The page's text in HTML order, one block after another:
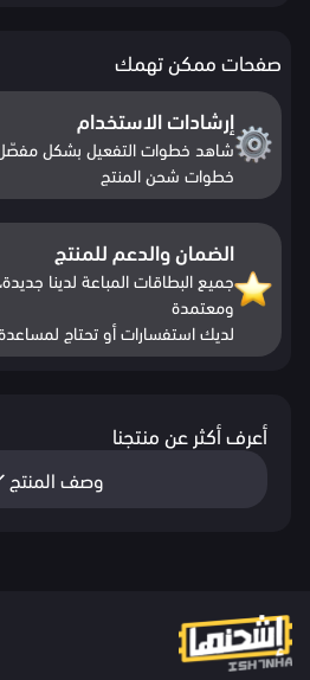
صفحات ممكن تهمك
إرشادات الاستخدام
شاهد خطوات التفعيل بشكل
خطوات شحن المنتج
الضمان والدعم للمنتج
جميع البطاقات المباعة لدينا
ومعتمدة
لديك استفسارات أو تحتاج
أعرف أكثر عن منتجنا
وصف المنتج